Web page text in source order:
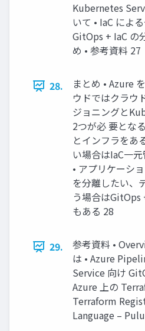
Kubernetes
いて • IaC によ
GitOps + IaC の
め • 参考資料 27
28.
まとめ • Azure
ウドではクラウ
ジョニングと
2つが必 要とな
とインフラをあ
い場合はIaC一
• アプリケーシ
を分離したい、
う場合はGitOps
もある 28
29.
参考資料 •
は • Azure
Service 向け
Azure 上の
Terraform
Language –